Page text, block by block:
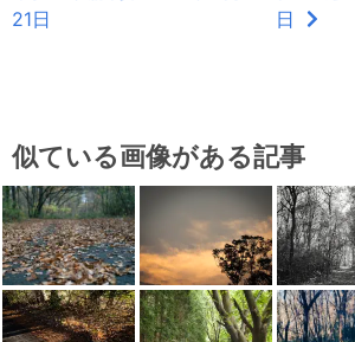
21日
日
似ている画像がある記事